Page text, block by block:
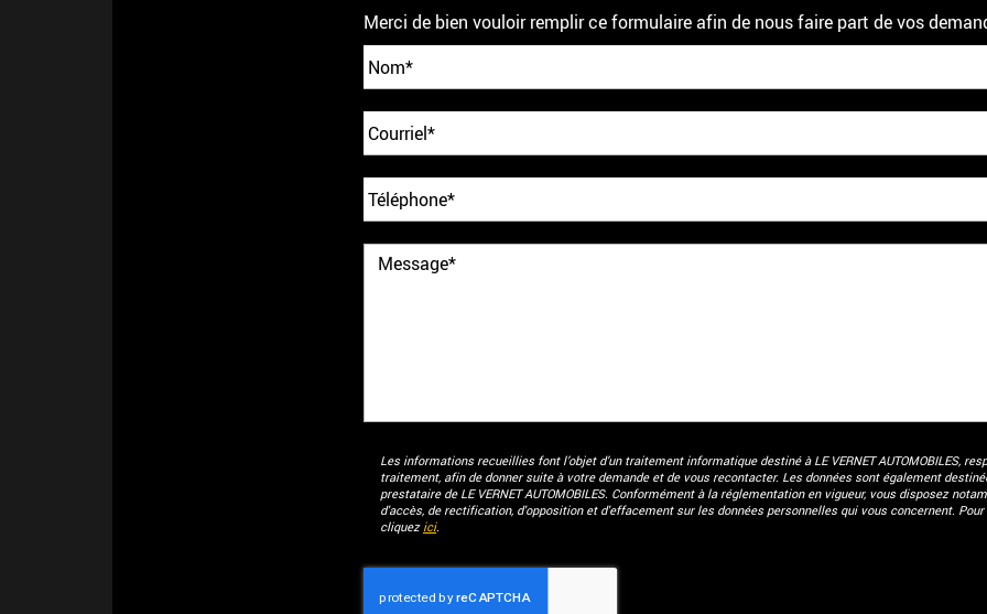
Merci de bien vouloir remplir ce formulaire afin de nous faire part de vos
Les informations recueillies font l’objet d’un traitement informatique destiné àLE VERNET AUTOMOBILES,
traitement, afin de donner suite à votre demande et de vous recontacter. Les données sont également
prestataire de LE VERNET AUTOMOBILES. Conformément à la réglementation en vigueur, vous disposez
d'accès, de rectification, d'opposition et d'effacement sur les données personnelles qui vous concernent. Pour
cliquez ici.